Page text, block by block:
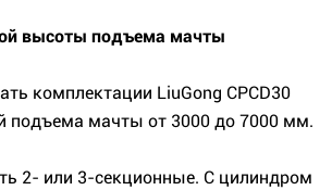
высоты подъема мачты
комплектации LiuGong CPCD30
подъема мачты от 3000 до 7000 мм.
2- или 3-секционные. С цилиндром